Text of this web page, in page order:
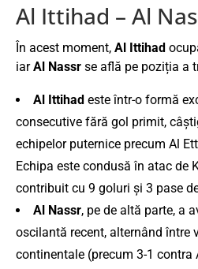
Al Ittihad – Al
În acest moment, Al Ittihad
iarAl Nassr se află pe poziția a
Al Ittihad este într-o formă
consecutive fără gol primit,
echipelor puternice precum Al
Echipa este condusă în atac de
contribuit cu 9 goluri și 3 pase
Al Nassr, pe de altă parte, a
oscilantă recent, alternând între
continentale (precum 3-1 contra